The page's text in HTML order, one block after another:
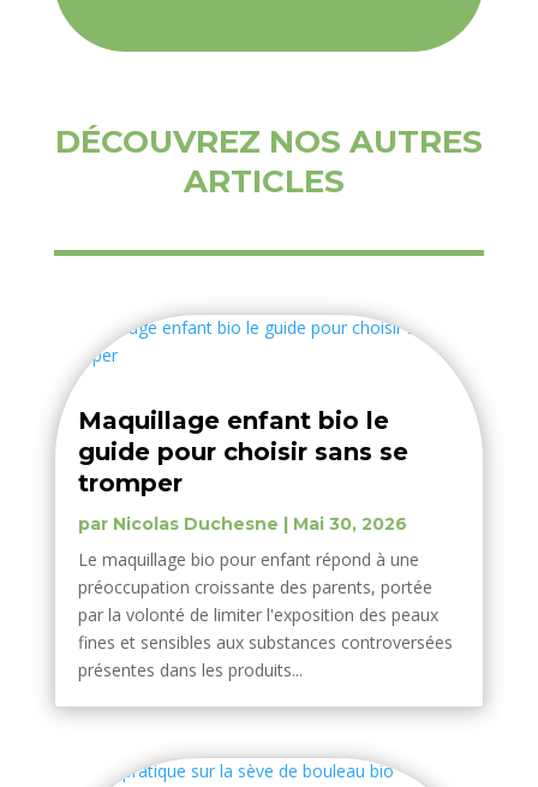
DÉCOUVREZ NOS AUTRES
ARTICLES
Maquillage enfant bio le
guide pour choisir sans se
tromper
par Nicolas Duchesne | Mai 30, 2026
Le maquillage bio pour enfant répond à une
préoccupation croissante des parents, portée
par la volonté de limiter l'exposition des peaux
fines et sensibles aux substances controversées
présentes dans les produits...